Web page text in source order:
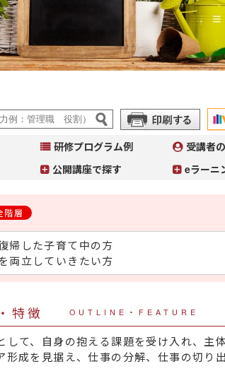
研修プログラム例 受講者
公開講座で探す eラーニ
階層
帰した子育て中の方
両立していきたい方
特徴 OUTLINE・FEATURE
して、自身の抱える課題を受け入れ、主
形成を見据え、仕事の分解、仕事の切り